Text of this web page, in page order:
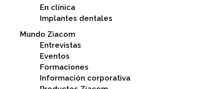
En clínica
Implantes dentales
Mundo Ziacom
Entrevistas
Eventos
Formaciones
Información corporativa